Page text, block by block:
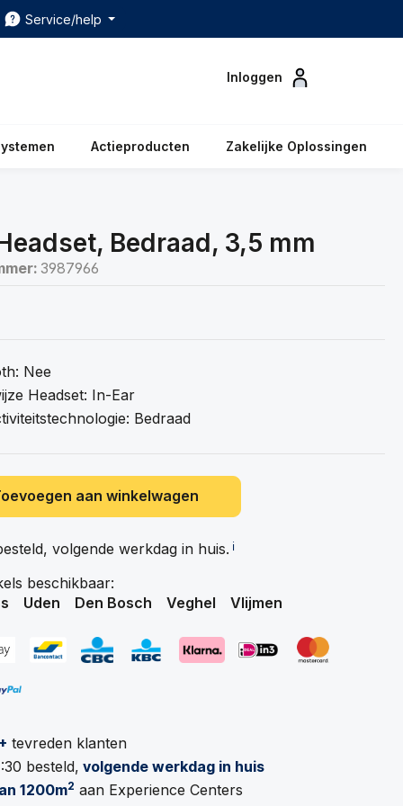
Service/help
Inloggen
Actieproducten Zakelijke Oplossingen
Bedraad, 3,5 mm
3987966
Nee
Headset: In-Ear
Bedraad
aan winkelwagen
volgende werkdag in huis. ℹ️
beschikbaar:
Uden Den Bosch Veghel Vlijmen
tevreden klanten
besteld, volgende werkdag in huis
1200m2 aan Experience Centers